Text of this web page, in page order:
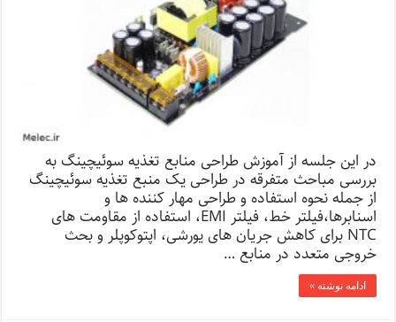
در این جلسه از آموزش طراحی منابع تغذیه سوئیچینگ به
بررسی مباحث متفرقه در طراحی یک منبع تغذیه سوئیچینگ
از جمله نحوه استفاده و طراحی مهار کننده ها و
اسنابرها،فیلتر خط، فیلتر EMI، استفاده از مقاومت های
NTC برای کاهش جریان های یورشی، اپتوکوپلر و بحث
خروجی متعدد در منابع …
ادامه نوشته »